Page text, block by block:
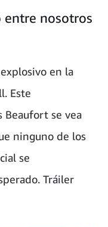
nosotros
en la
Este
Beaufort se vea
ninguno de los
se
Tráiler